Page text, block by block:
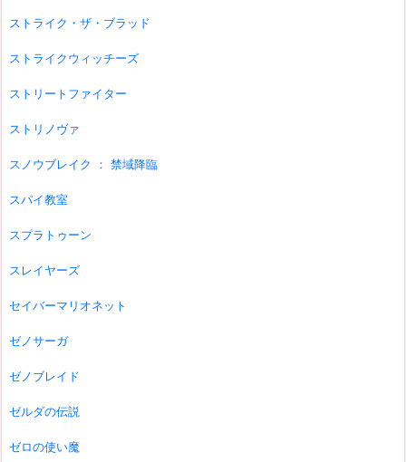
ストライク・ザ・ブラッド
ストライクウィッチーズ
ストリートファイター
ストリノヴァ
スノウブレイク ： 禁域降臨
スパイ教室
スプラトゥーン
スレイヤーズ
セイバーマリオネット
ゼノサーガ
ゼノブレイド
ゼルダの伝説
ゼロの使い魔